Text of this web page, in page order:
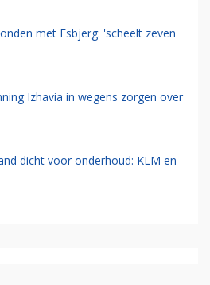
met Esbjerg: 'scheelt zeven
Izhavia in wegens zorgen over
dicht voor onderhoud: KLM en